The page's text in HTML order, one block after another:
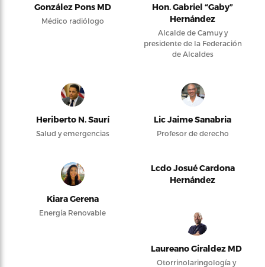
González Pons MD
Médico radiólogo
Hon. Gabriel “Gaby”
Hernández
Alcalde de Camuy y
presidente de la Federación
de Alcaldes
Heriberto N. Saurí
Salud y emergencias
Lic Jaime Sanabria
Profesor de derecho
Kiara Gerena
Energía Renovable
Lcdo Josué Cardona
Hernández
Laureano Giraldez MD
Otorrinolaringología y